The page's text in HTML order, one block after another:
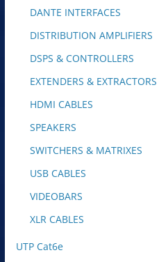
DANTE INTERFACES
DISTRIBUTION AMPLIFIERS
DSPS & CONTROLLERS
EXTENDERS & EXTRACTORS
HDMI CABLES
SPEAKERS
SWITCHERS & MATRIXES
USB CABLES
VIDEOBARS
XLR CABLES
UTP Cat6e